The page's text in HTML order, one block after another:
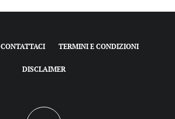
CONTATTACI TERMINI E CONDIZIONI
DISCLAIMER